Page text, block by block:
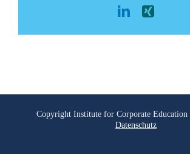
LinkedIn
Xing
Copyright Institute for Corporate Education |
Datenschutz